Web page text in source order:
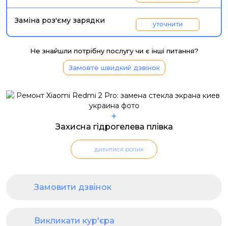
Заміна роз'єму зарядки уточнити
Не знайшли потрібну послугу чи є інші питання?
Замовте швидкий дзвінок
+
Захисна гідрогелева плівка
дивитися ролик
Замовити дзвінок
Викликати кур'єра